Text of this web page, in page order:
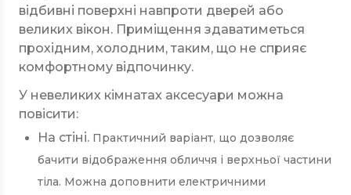
відбивні поверхні навпроти дверей або
великих вікон. Приміщення здаватиметься
прохідним, холодним, таким, що не сприяє
комфортному відпочинку.
У невеликих кімнатах аксесуари можна
повісити:
На стіні. Практичний варіант, що дозволяє
бачити відображення обличчя і верхньої частини
тіла. Можна доповнити електричними